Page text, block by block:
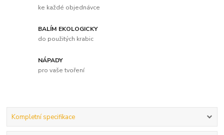
ke každé objednávce
BALÍM EKOLOGICKY
do použitých krabic
NÁPADY
pro vaše tvoření
Kompletní specifikace